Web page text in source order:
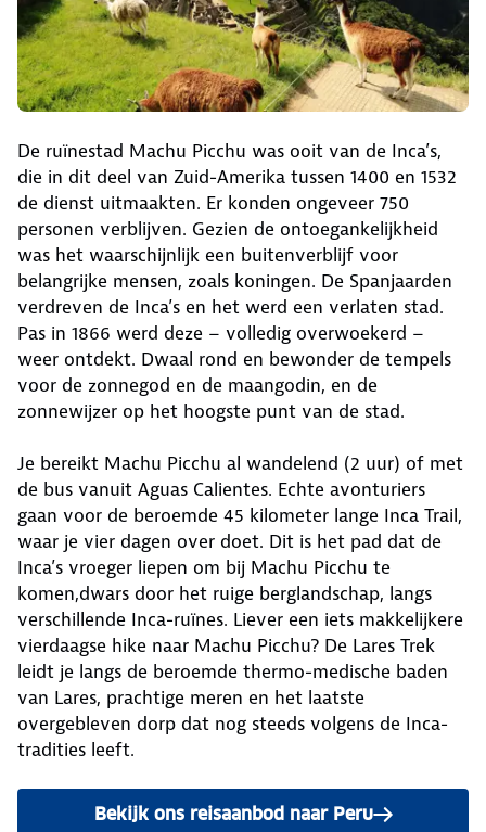
De ruïnestad Machu Picchu was ooit van de Inca’s,
die in dit deel van Zuid-Amerika tussen 1400 en 1532
de dienst uitmaakten. Er konden ongeveer 750
personen verblijven. Gezien de ontoegankelijkheid
was het waarschijnlijk een buitenverblijf voor
belangrijke mensen, zoals koningen. De Spanjaarden
verdreven de Inca’s en het werd een verlaten stad.
Pas in 1866 werd deze – volledig overwoekerd –
weer ontdekt. Dwaal rond en bewonder de tempels
voor de zonnegod en de maangodin, en de
zonnewijzer op het hoogste punt van de stad.
Je bereikt Machu Picchu al wandelend (2 uur) of met
de bus vanuit Aguas Calientes. Echte avonturiers
gaan voor de beroemde 45 kilometer lange Inca Trail,
waar je vier dagen over doet. Dit is het pad dat de
Inca’s vroeger liepen om bij Machu Picchu te
komen,dwars door het ruige berglandschap, langs
verschillende Inca-ruïnes. Liever een iets makkelijkere
vierdaagse hike naar Machu Picchu? De Lares Trek
leidt je langs de beroemde thermo-medische baden
van Lares, prachtige meren en het laatste
overgebleven dorp dat nog steeds volgens de Inca-
tradities leeft.
Bekijk ons reisaanbod naar Peru